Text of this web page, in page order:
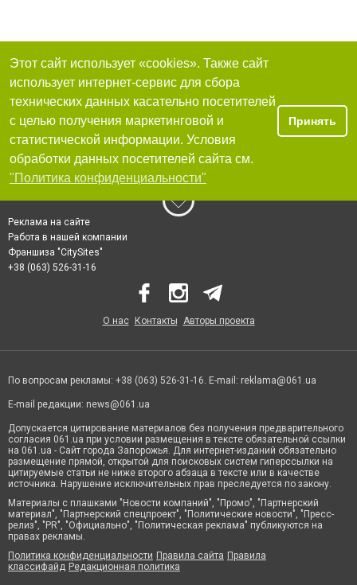
Этот сайт использует «cookies». Также сайт
использует интернет-сервис для сбора
технических данных касательно посетителей
с целью получения маркетинговой и
статистической информации. Условия
обработки данных посетителей сайта см.
"Политика конфиденциальности"
Принять
Реклама на сайте
Работа в нашей компании
Франшиза "CitySites"
+38 (063) 526-31-16
О нас Контакты Авторы проекта
По вопросам рекламы: +38 (063) 526-31-16. E-mail: reklama@061.ua
E-mail редакции: news@061.ua
Допускается цитирование материалов без получения предварительного
согласия 061.ua при условии размещения в тексте обязательной ссылки
на 061.ua - Сайт города Запорожья. Для интернет-изданий обязательно
размещение прямой, открытой для поисковых систем гиперссылки на
цитируемые статьи не ниже второго абзаца в тексте или в качестве
источника. Нарушение исключительных прав преследуется по закону.
Материалы с плашками "Новости компаний", "Промо", "Партнерский
материал", "Партнерский спецпроект", "Политические новости", "Пресс-
релиз", "PR", "Официально", "Политическая реклама" публикуются на
правах рекламы.
Политика конфиденциальности Правила сайта Правила
классифайд Редакционная политика